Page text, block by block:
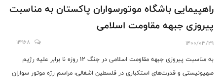
راهپیمایی باشگاه موتورسواران پاکستان به مناسبت
پیروزی جبهه مقاومت اسلامی
1400/03/29
14968
به مناسبت پیروزی جبهه مقاومت اسلامی در جنگ 12 روزه نا برابر علیه رژیم
صهیونیستی و قدرت‌های استکباری در فلسطین اشغالی، مراسم رژه موتور سواران